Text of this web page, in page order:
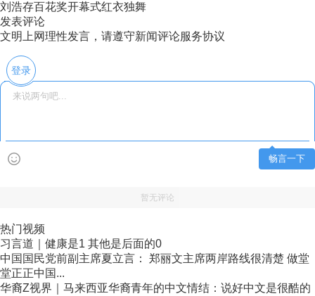
刘浩存百花奖开幕式红衣独舞
发表评论
文明上网理性发言，请遵守新闻评论服务协议
登录
畅言一下
暂无评论
热门视频
习言道｜健康是1 其他是后面的0
中国国民党前副主席夏立言： 郑丽文主席两岸路线很清楚 做堂
堂正正中国...
华裔Z视界｜马来西亚华裔青年的中文情结：说好中文是很酷的